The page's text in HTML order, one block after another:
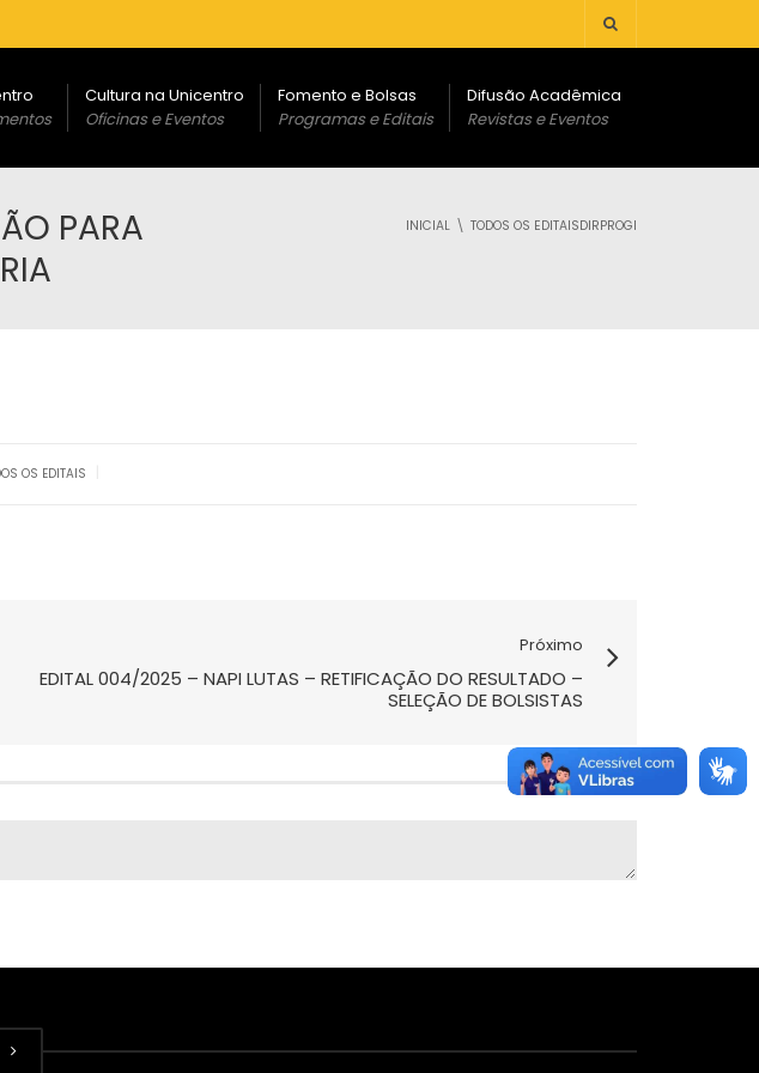
Cultura na Unicentro
Oficinas e Eventos
Fomento e Bolsas
Programas e Editais
Difusão Acadêmica
Revistas e Eventos
PARA
INICIAL TODOS OS EDITAISDIRPROGI
OS EDITAIS
Próximo
EDITAL 004/2025 – NAPI LUTAS – RETIFICAÇÃO DO RESULTADO –
SELEÇÃO DE BOLSISTAS